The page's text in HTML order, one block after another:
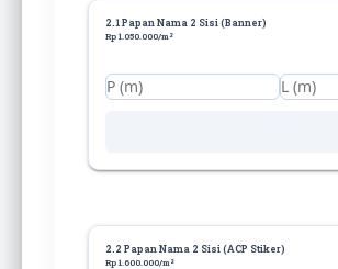
2.1 Papan Nama 2 Sisi (Banner)
Rp 1.050.000/m²
2.2 Papan Nama 2 Sisi (ACP Stiker)
Rp 1.600.000/m²